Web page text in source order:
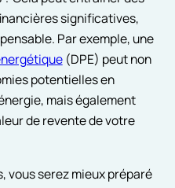
significatives,
Par exemple, une
(DPE) peut non
potentielles en
mais également
de revente de votre
vous serez mieux préparé